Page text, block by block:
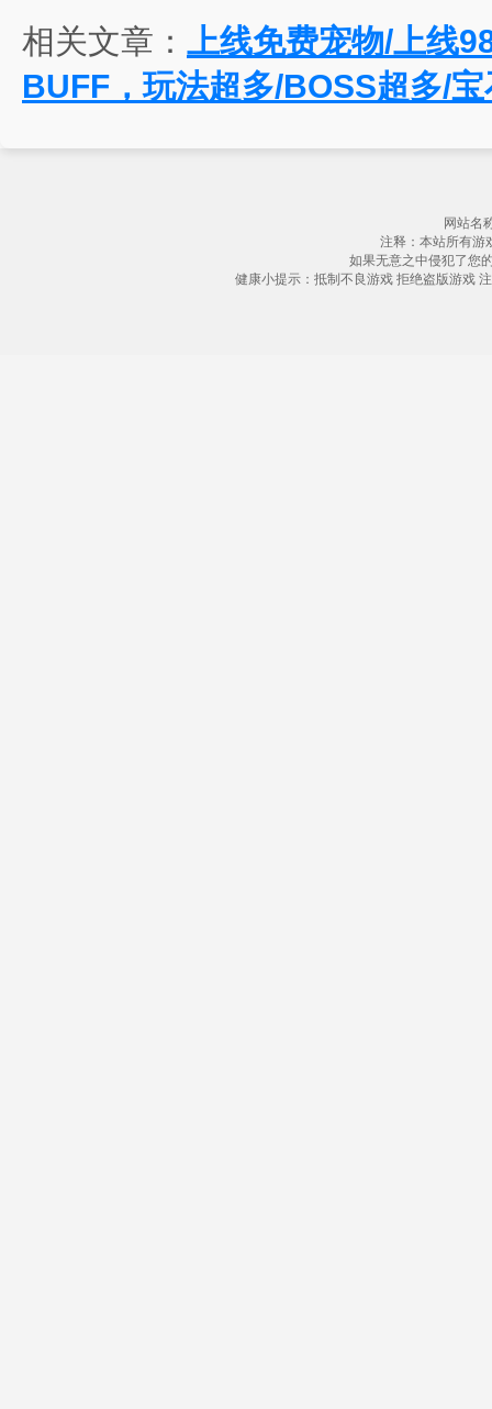
相关文章： 上线免费宠物/上线
BUFF，玩法超多/BOSS超多/宝
网站名
注释：本站所有游
如果无意之中侵犯了您
健康小提示：抵制不良游戏 拒绝盗版游戏